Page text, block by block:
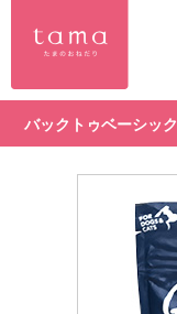
バックトゥベーシッ